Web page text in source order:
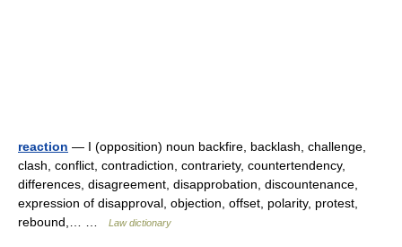
reaction — I (opposition) noun backfire, backlash, challenge,
clash, conflict, contradiction, contrariety, countertendency,
differences, disagreement, disapprobation, discountenance,
expression of disapproval, objection, offset, polarity, protest,
rebound,… …
Law dictionary